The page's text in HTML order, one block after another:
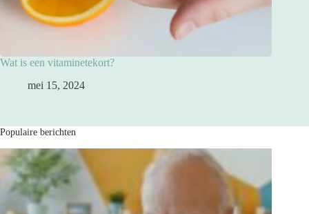
Wat is een vitaminetekort?
mei 15, 2024
Populaire berichten